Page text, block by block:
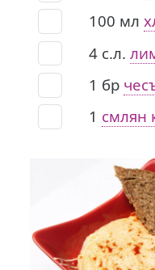
100 мл
4 с.л.
1 бр
1 смлян